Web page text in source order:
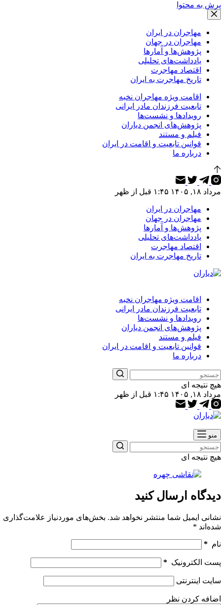
پرش به محتوا
مهاجران در ایران
مهاجران در جهان
پژوهش‌ها و آمارها
یادداشت‌های تحلیلی
اقتصاد مهاجرت
تاریخ مهاجرت به ایران
اقامت ویژه مهاجران نخبه
تابعیت فرزندان مادر ایرانی
رویدادها و نشست‌ها
پژوهش‌های انجمن دیاران
فیلم و مستند
قوانین تابعیت و اقامت در ایران
درباره ما
مرداد ۱۸, ۱۴۰۵ ۱:۴۵ قبل از ظهر
مهاجران در ایران
مهاجران در جهان
پژوهش‌ها و آمارها
یادداشت‌های تحلیلی
اقتصاد مهاجرت
تاریخ مهاجرت به ایران
اقامت ویژه مهاجران نخبه
تابعیت فرزندان مادر ایرانی
رویدادها و نشست‌ها
پژوهش‌های انجمن دیاران
فیلم و مستند
قوانین تابعیت و اقامت در ایران
درباره ما
هیچ نتیجه ای
مرداد ۱۸, ۱۴۰۵ ۱:۴۵ قبل از ظهر
منو
هیچ نتیجه ای
دیدگاه ارسال کنید
نشانی ایمیل شما منتشر نخواهد شد. بخش‌های موردنیاز علامت‌گذاری
شده‌اند *
نام *
پست الکترونیک *
سایت اینترنتی
اضافه کردن نظر